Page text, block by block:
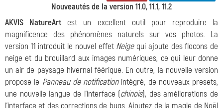
Nouveautés de la version 11.0, 11.1, 11.2
AKVIS NatureArt est un excellent outil pour reproduire la
magnificence des phénomènes naturels sur vos photos. La
version 11 introduit le nouvel effet Neigequi ajoute des flocons de
neige et du brouillard aux images numériques, ce qui leur donne
un air de paysage hivernal féérique. En outre, la nouvelle version
propose le Panneau de notificationintégré, de nouveaux presets,
une nouvelle langue de l'interface (chinois), des améliorations de
l'interface et des corrections de bugs. Ajoutez de la magie de Noël